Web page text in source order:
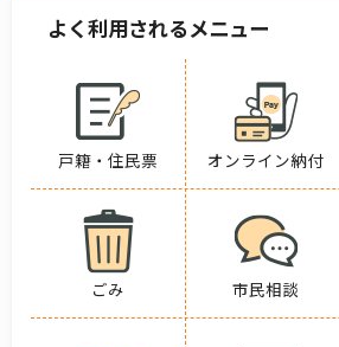
よく利用されるメニュー
戸籍・住民票 オンライン納付
ごみ 市民相談